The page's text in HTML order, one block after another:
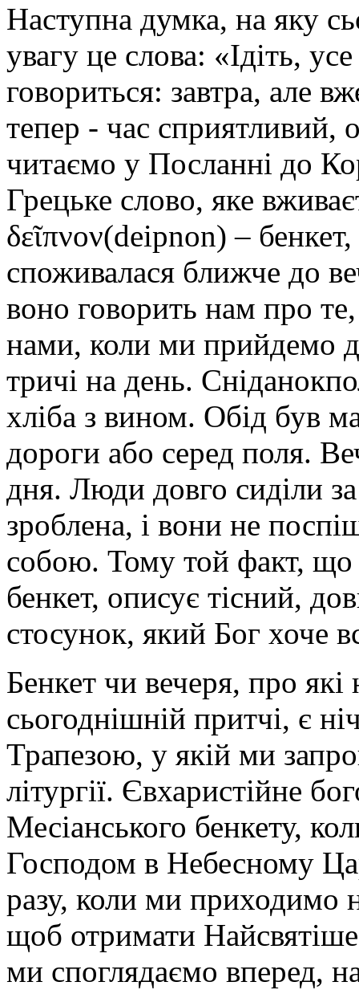
Наступна думка, на яку
увагу це слова: «Ідіть,
говориться: завтра, але
тепер - час сприятливий,
читаємо у Посланні до
Грецьке слово, яке
δεῖπνον(deipnon) –
споживалася ближче до
воно говорить нам про
нами, коли ми прийдемо
тричі на день.
хліба з вином. Обід був
дороги або серед поля.
дня. Люди довго сиділи
зроблена, і вони не
собою. Тому той факт, що
бенкет, описує тісний,
стосунок, який Бог хоче
Бенкет чи вечеря, про
сьогоднішній притчі, є
Трапезою, у якій ми
літургії. Євхаристійне
Месіанського бенкету,
Господом в Небесному
разу, коли ми приходимо
щоб отримати
ми споглядаємо вперед,